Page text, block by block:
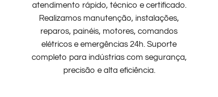
atendimento rápido, técnico e certificado.
Realizamos manutenção, instalações,
reparos, painéis, motores, comandos
elétricos e emergências 24h. Suporte
completo para indústrias com segurança,
precisão e alta eficiência.